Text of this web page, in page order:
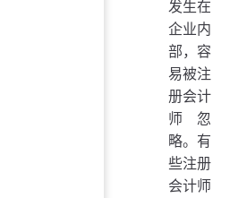
发生在
企业内
部，容
易被注
册会计
师忽
略。有
些注册
会计师